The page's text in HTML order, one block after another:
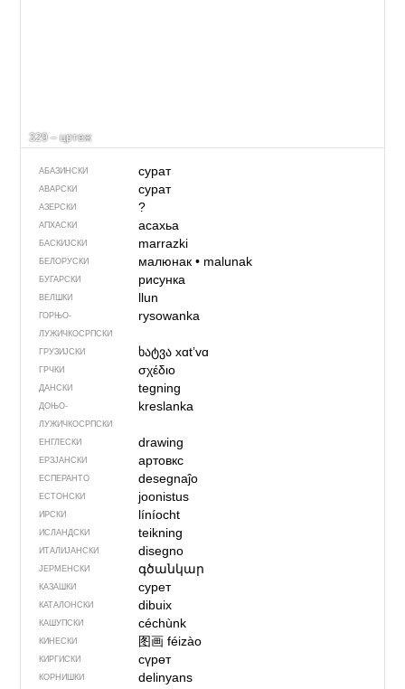
329 – цртеж
АБАЗИНСКИ сурат
АВАРСКИ сурат
АЗЕРСКИ ?
АПХАСКИ асахьа
БАСКИЈСКИ marrazki
БЕЛОРУСКИ малюнак• malunak
БУГАРСКИ рисунка
ВЕЛШКИ llun
ГОРЊО­
ЛУЖИЧКОСРПСКИ
rysowanka
ГРУЗИЈСКИ ხატვაxɑtʼvɑ
ГРЧКИ σχέδιο
ДАНСКИ tegning
ДОЊО­
ЛУЖИЧКОСРПСКИ
kreslanka
ЕНГЛЕСКИ drawing
ЕРЗЈАНСКИ артовкс
ЕСПЕРАНТО desegnaĵo
ЕСТОНСКИ joonistus
ИРСКИ líníocht
ИСЛАНДСКИ teikning
ИТАЛИЈАНСКИ disegno
ЈЕРМЕНСКИ գծանկար
КАЗАШКИ сурет
КАТАЛОНСКИ dibuix
КАШУПСКИ céchùnk
КИНЕСКИ 图画féizào
КИРГИСКИ сүрөт
КОРНИШКИ
delinyans